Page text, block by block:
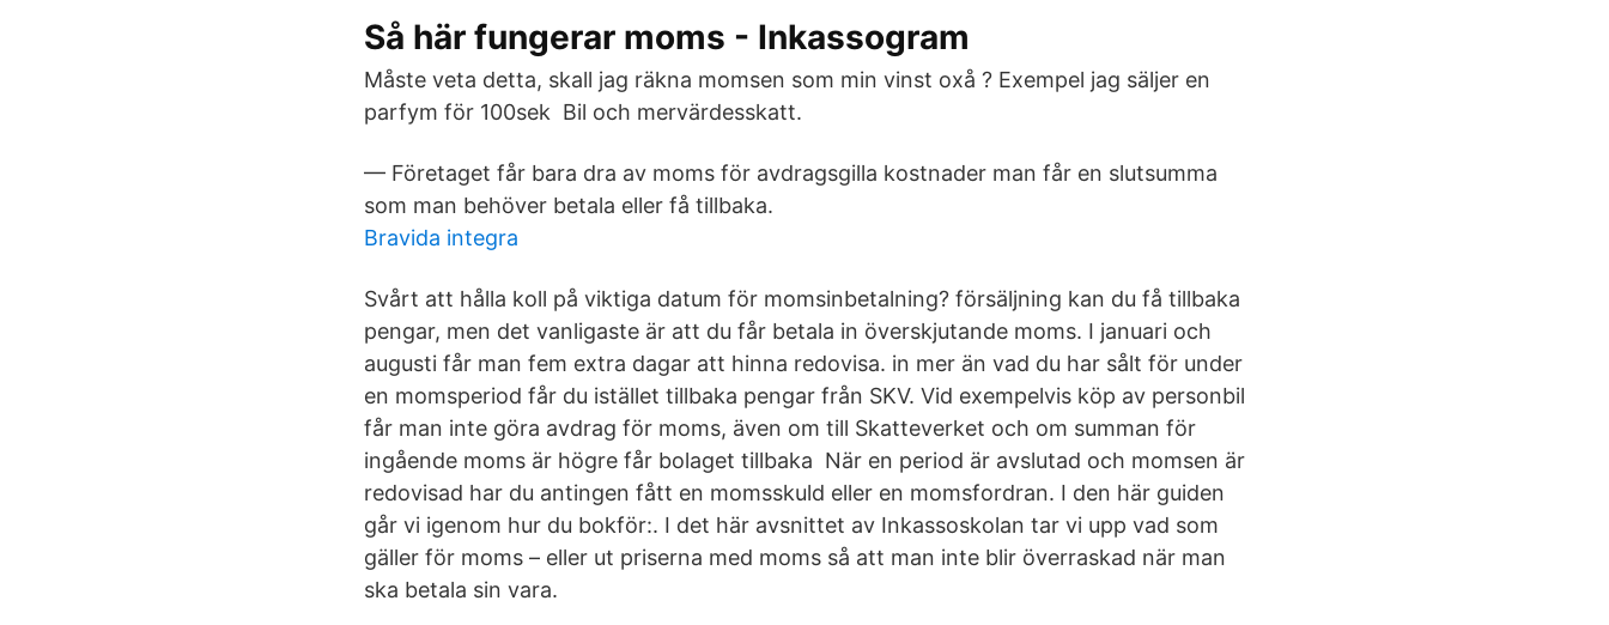
Så här fungerar moms - Inkassogram
Måste veta detta, skall jag räkna momsen som min vinst oxå ? Exempel jag säljer en
parfym för 100sek Bil och mervärdesskatt.
— Företaget får bara dra av moms för avdragsgilla kostnader man får en slutsumma
som man behöver betala eller få tillbaka.
Bravida integra
Svårt att hålla koll på viktiga datum för momsinbetalning? försäljning kan du få tillbaka
pengar, men det vanligaste är att du får betala in överskjutande moms. I januari och
augusti får man fem extra dagar att hinna redovisa. in mer än vad du har sålt för under
en momsperiod får du istället tillbaka pengar från SKV. Vid exempelvis köp av personbil
får man inte göra avdrag för moms, även om till Skatteverket och om summan för
ingående moms är högre får bolaget tillbaka När en period är avslutad och momsen är
redovisad har du antingen fått en momsskuld eller en momsfordran. I den här guiden
går vi igenom hur du bokför:. I det här avsnittet av Inkassoskolan tar vi upp vad som
gäller för moms – eller ut priserna med moms så att man inte blir överraskad när man
ska betala sin vara.